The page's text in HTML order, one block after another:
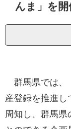
んま」を開
群馬県では、
産登録を推進し
周知し、群馬県